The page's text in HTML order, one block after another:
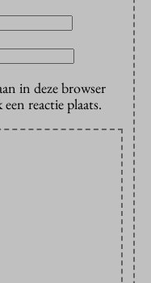
in deze browser
reactie plaats.